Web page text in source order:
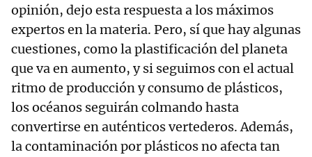
opinión, dejo esta respuesta a los máximos
expertos en la materia. Pero, sí que hay algunas
cuestiones, como la plastificación del planeta
que va en aumento, y si seguimos con el actual
ritmo de producción y consumo de plásticos,
los océanos seguirán colmando hasta
convertirse en auténticos vertederos. Además,
la contaminación por plásticos no afecta tan